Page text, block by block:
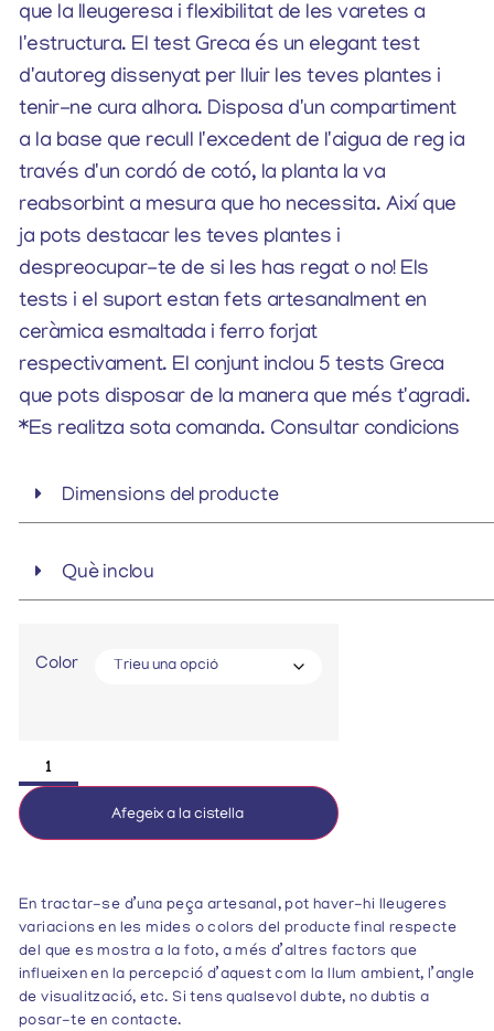
que la lleugeresa i flexibilitat de les varetes a
l'estructura. El test Greca és un elegant test
d'autoreg dissenyat per lluir les teves plantes i
tenir-ne cura alhora. Disposa d'un compartiment
a la base que recull l'excedent de l'aigua de reg ia
través d'un cordó de cotó, la planta la va
reabsorbint a mesura que ho necessita. Així que
ja pots destacar les teves plantes i
despreocupar-te de si les has regat o no! Els
tests i el suport estan fets artesanalment en
ceràmica esmaltada i ferro forjat
respectivament. El conjunt inclou 5 tests Greca
que pots disposar de la manera que més t'agradi.
*Es realitza sota comanda. Consultar condicions
Dimensions del producte
Què inclou
Color
Afegeix a la cistella
En tractar-se d’una peça artesanal, pot haver-hi lleugeres
variacions en les mides o colors del producte final respecte
del que es mostra a la foto, a més d’altres factors que
influeixen en la percepció d’aquest com la llum ambient, l’angle
de visualització, etc. Si tens qualsevol dubte, no dubtis a
posar-te en contacte.